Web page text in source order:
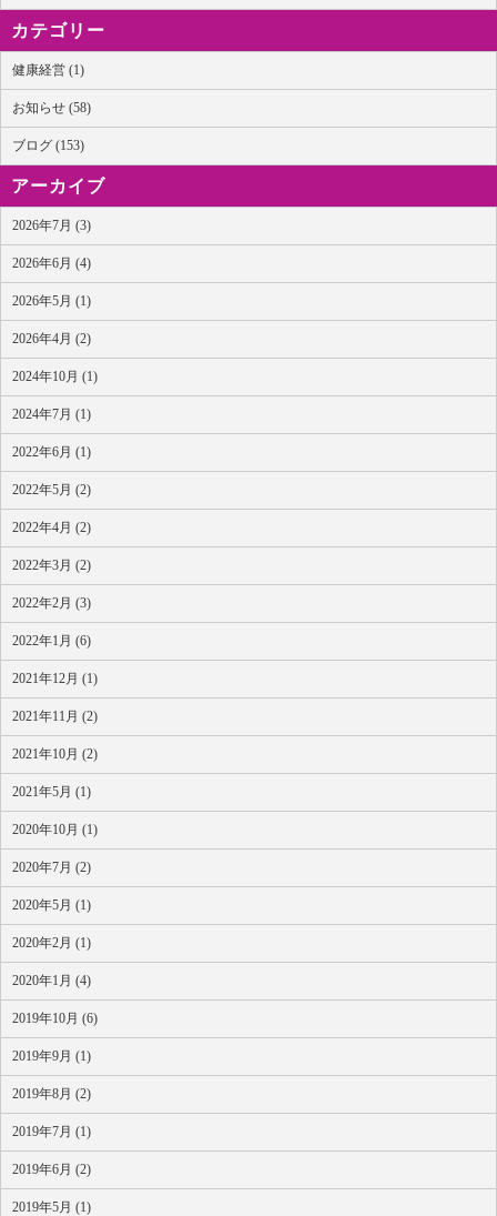
カテゴリー
健康経営 (1)
お知らせ (58)
ブログ (153)
アーカイブ
2026年7月 (3)
2026年6月 (4)
2026年5月 (1)
2026年4月 (2)
2024年10月 (1)
2024年7月 (1)
2022年6月 (1)
2022年5月 (2)
2022年4月 (2)
2022年3月 (2)
2022年2月 (3)
2022年1月 (6)
2021年12月 (1)
2021年11月 (2)
2021年10月 (2)
2021年5月 (1)
2020年10月 (1)
2020年7月 (2)
2020年5月 (1)
2020年2月 (1)
2020年1月 (4)
2019年10月 (6)
2019年9月 (1)
2019年8月 (2)
2019年7月 (1)
2019年6月 (2)
2019年5月 (1)